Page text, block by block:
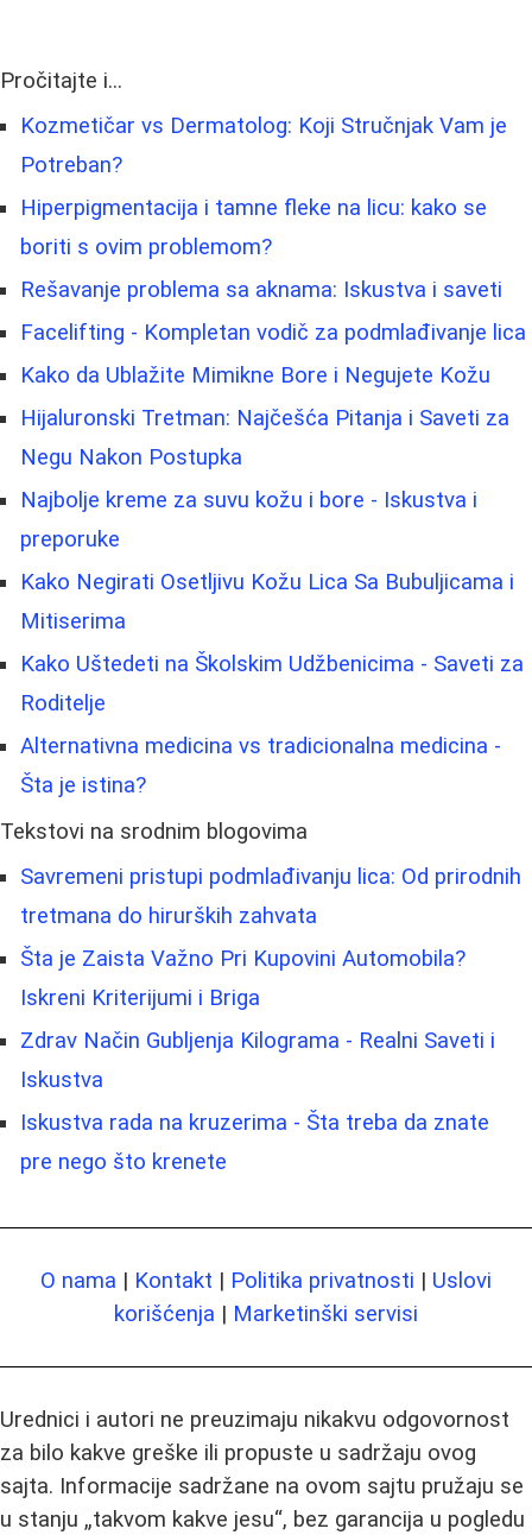
Pročitajte i...
Kozmetičar vs Dermatolog: Koji Stručnjak Vam je
Potreban?
Hiperpigmentacija i tamne fleke na licu: kako se
boriti s ovim problemom?
Rešavanje problema sa aknama: Iskustva i saveti
Facelifting - Kompletan vodič za podmlađivanje lica
Kako da Ublažite Mimikne Bore i Negujete Kožu
Hijaluronski Tretman: Najčešća Pitanja i Saveti za
Negu Nakon Postupka
Najbolje kreme za suvu kožu i bore - Iskustva i
preporuke
Kako Negirati Osetljivu Kožu Lica Sa Bubuljicama i
Mitiserima
Kako Uštedeti na Školskim Udžbenicima - Saveti za
Roditelje
Alternativna medicina vs tradicionalna medicina -
Šta je istina?
Tekstovi na srodnim blogovima
Savremeni pristupi podmlađivanju lica: Od prirodnih
tretmana do hirurških zahvata
Šta je Zaista Važno Pri Kupovini Automobila?
Iskreni Kriterijumi i Briga
Zdrav Način Gubljenja Kilograma - Realni Saveti i
Iskustva
Iskustva rada na kruzerima - Šta treba da znate
pre nego što krenete
O nama | Kontakt | Politika privatnosti | Uslovi
korišćenja | Marketinški servisi
Urednici i autori ne preuzimaju nikakvu odgovornost
za bilo kakve greške ili propuste u sadržaju ovog
sajta. Informacije sadržane na ovom sajtu pružaju se
u stanju „takvom kakve jesu“, bez garancija u pogledu